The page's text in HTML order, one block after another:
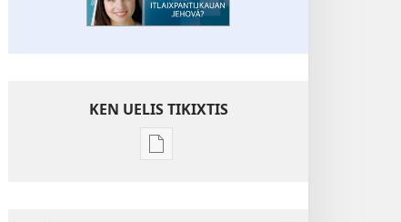
KEN UELIS TIKIXTIS
Xikinkixti